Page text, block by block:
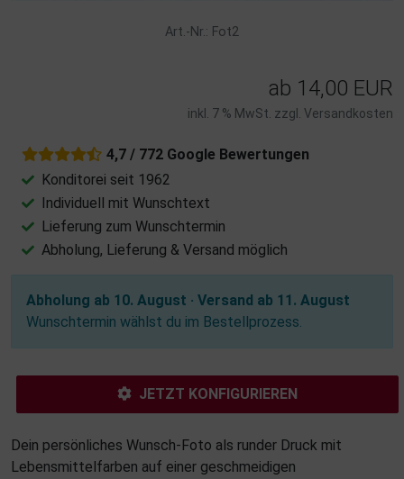
Art.-Nr.: Fot2
ab 14,00 EUR
inkl. 7 % MwSt. zzgl. Versandkosten
4,7 / 772 Google Bewertungen
Konditorei seit 1962
Individuell mit Wunschtext
Lieferung zum Wunschtermin
Abholung, Lieferung & Versand möglich
Abholung ab 10. August · Versand ab 11. August
Wunschtermin wählst du im Bestellprozess.
JETZT KONFIGURIEREN
Dein persönliches Wunsch-Foto als runder Druck mit
Lebensmittelfarben auf einer geschmeidigen